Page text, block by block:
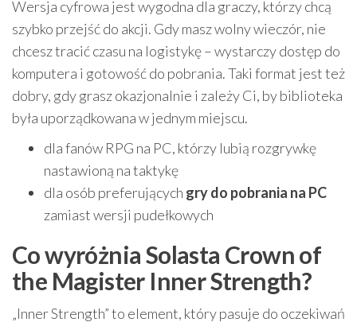
Wersja cyfrowa jest wygodna dla graczy, którzy chcą
szybko przejść do akcji. Gdy masz wolny wieczór, nie
chcesz tracić czasu na logistykę – wystarczy dostęp do
komputera i gotowość do pobrania. Taki format jest też
dobry, gdy grasz okazjonalnie i zależy Ci, by biblioteka
była uporządkowana w jednym miejscu.
dla fanów RPG na PC, którzy lubią rozgrywkę
nastawioną na taktykę
dla osób preferujących gry do pobrania na PC
zamiast wersji pudełkowych
Co wyróżnia Solasta Crown of
the Magister Inner Strength?
„Inner Strength” to element, który pasuje do oczekiwań